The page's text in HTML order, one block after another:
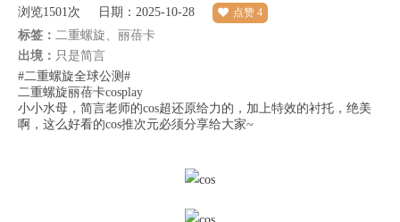
浏览1501次 日期：2025-10-28 点赞 4
标签： 二重螺旋、丽蓓卡
出境： 只是简言
#二重螺旋全球公测#
二重螺旋丽蓓卡cosplay
小小水母，简言老师的cos超还原给力的，加上特效的衬托，绝美
啊，这么好看的cos推次元必须分享给大家~